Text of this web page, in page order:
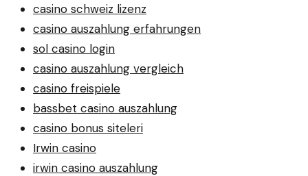
casino schweiz lizenz
casino auszahlung erfahrungen
sol casino login
casino auszahlung vergleich
casino freispiele
bassbet casino auszahlung
casino bonus siteleri
Irwin casino
irwin casino auszahlung